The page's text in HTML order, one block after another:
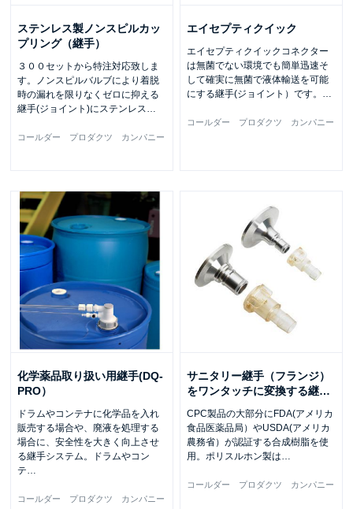
ステンレス製ノンスピルカッ
プリング（継手）
３００セットから特注対応致しま
す。ノンスピルバルブにより着脱
時の漏れを限りなくゼロに抑える
継手(ジョイント)にステンレス…
コールダー プロダクツ カンパニー
エイセプティクイック
エイセプティクイックコネクター
は無菌でない環境でも簡単迅速そ
して確実に無菌で液体輸送を可能
にする継手(ジョイント）です。 …
コールダー プロダクツ カンパニー
化学薬品取り扱い用継手(DQ-
PRO）
ドラムやコンテナに化学品を入れ
販売する場合や、廃液を処理する
場合に、安全性を大きく向上させ
る継手システム。ドラムやコン
テ…
コールダー プロダクツ カンパニー
サニタリー継手（フランジ）
をワンタッチに変換する継…
CPC製品の大部分にFDA(アメリカ
食品医薬品局）やUSDA(アメリカ
農務省）が認証する合成樹脂を使
用。ポリスルホン製は…
コールダー プロダクツ カンパニー